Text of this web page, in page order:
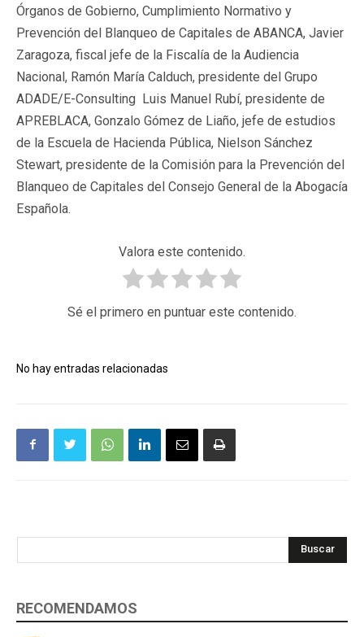
Órganos de Gobierno, Cumplimiento Normativo y
Prevención del Blanqueo de Capitales de ABANCA, Javier
Zaragoza, fiscal jefe de la Fiscalía de la Audiencia
Nacional, Ramón María Calduch, presidente del Grupo
ADADE/E-Consulting Luis Manuel Rubí, presidente de
APREBLACA, Gonzalo Gómez de Liaño, jefe de estudios
de la Escuela de Hacienda Pública, Nielson Sánchez
Stewart, presidente de la Comisión para la Prevención del
Blanqueo de Capitales del Consejo General de la Abogacía
Española.
Valora este contenido.
Sé el primero en puntuar este contenido.
No hay entradas relacionadas
Buscar
RECOMENDAMOS